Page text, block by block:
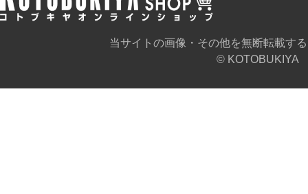
当サイトの画像・その他を無断転載す
© KOTOBUKIYA